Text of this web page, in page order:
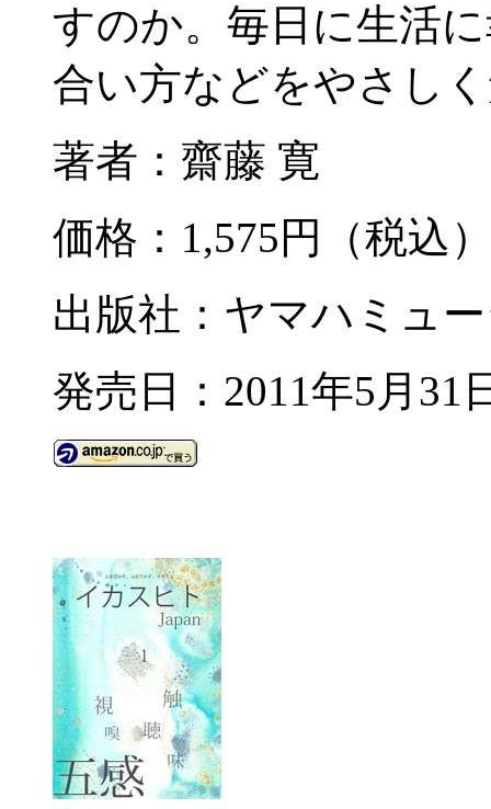
すのか。毎日に生活
合い方などをやさし
著者：齋藤 寛
価格：1,575円（税込
出版社：ヤマハミュ
発売日：2011年5月31